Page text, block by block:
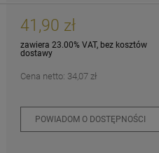
41,90 zł
zawiera 23.00% VAT, bez kosztów
dostawy
Cena netto: 34,07 zł
POWIADOM O DOSTĘPNOŚCI